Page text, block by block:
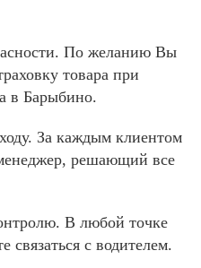
По желанию Вы
товара при
в Барыбино.
За каждым клиентом
решающий все
В любой точке
с водителем.